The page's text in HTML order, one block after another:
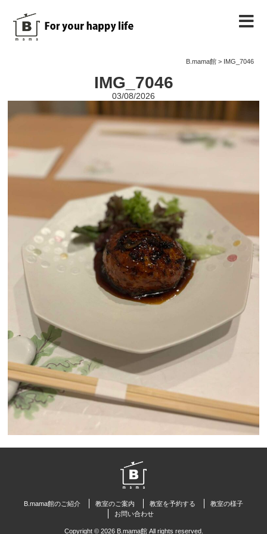
B.mama館> IMG_7046
IMG_7046
03/08/2026
B.mama館のご紹介 教室のご案内 教室を予約する
教室の様子
お問い合わせ
Copyright © 2026 B.mama館 All rights reserved.
教室のご案内
教室を予約する
教室の様子
お問い合わせ